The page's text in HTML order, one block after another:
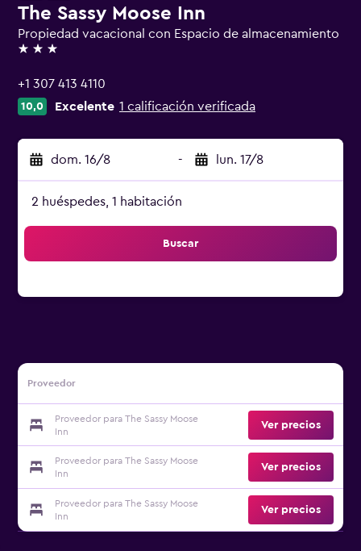
The Sassy Moose Inn
Propiedad vacacional con Espacio de almacenamiento
3 estrellas
+1 307 413 4110
10,0 Excelente 1 calificación verificada
dom. 16/8 - lun. 17/8
2 huéspedes, 1 habitación
Buscar
Proveedor
Proveedor para The Sassy Moose
Inn
Ver precios
Proveedor para The Sassy Moose
Inn
Ver precios
Proveedor para The Sassy Moose
Inn
Ver precios